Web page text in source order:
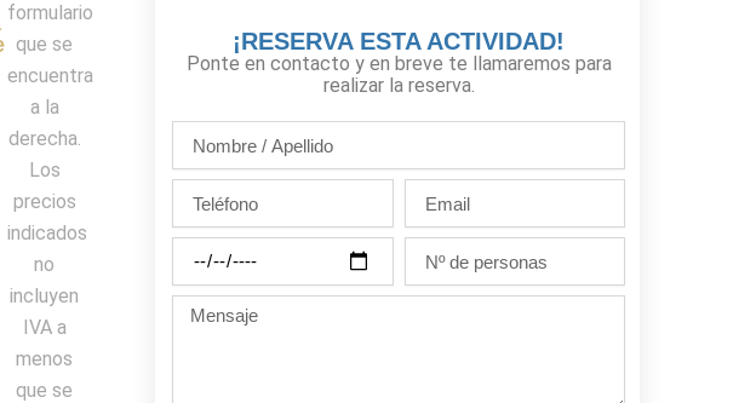
formulario
que se
encuentra
a la
derecha.
Los
precios
indicados
no
incluyen
IVA a
menos
que se
¡RESERVA ESTA ACTIVIDAD!
Ponte en contacto y en breve te llamaremos para
realizar la reserva.
Apellido
la
fiesta
personas
Mensaje